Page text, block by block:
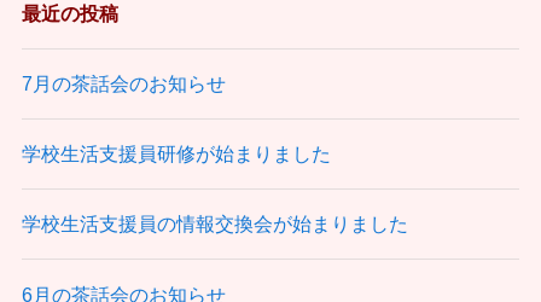
最近の投稿
7月の茶話会のお知らせ
学校生活支援員研修が始まりました
学校生活支援員の情報交換会が始まりました
6月の茶話会のお知らせ